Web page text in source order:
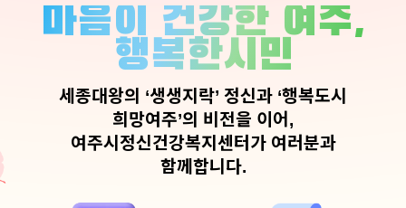
마음이 건강한 여주,
행복한시민
세종대왕의 ‘생생지락’ 정신과 ‘행복도시
희망여주’의 비전을 이어,
여주시정신건강복지센터가 여러분과
함께합니다.